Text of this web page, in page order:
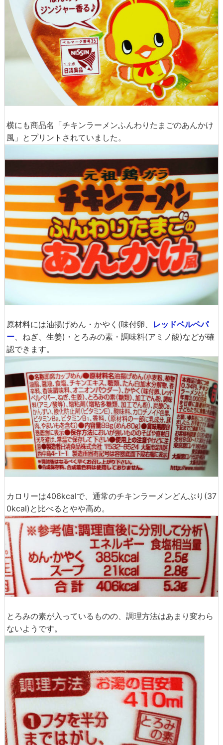
横にも商品名「チキンラーメンふんわりたまごのあんかけ
風」とプリントされていました。
原材料には油揚げめん・かやく(味付卵、 レッドベルペパ
ー 、ねぎ、生姜)・とろみの素・調味料(アミノ酸)などが確
認できます。
カロリーは406kcalで、通常のチキンラーメンどんぶり(37
0kcal)と比べるとやや高め。
とろみの素が入っているものの、調理方法はあまり変わら
ないようです。